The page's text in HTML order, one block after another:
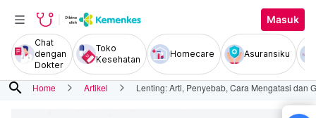
Masuk
Chat
dengan
Dokter
Toko
Kesehatan
Homecare Asuransiku
search Home Artikel Lenting: Arti, Penyebab, Cara Mengatasi dan